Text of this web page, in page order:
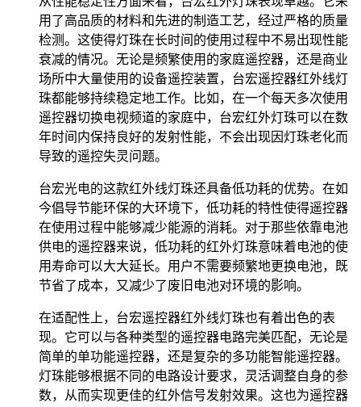
用了高品质的材料和先进的制造工艺，经过严格的质量
检测。这使得灯珠在长时间的使用过程中不易出现性能
衰减的情况。无论是频繁使用的家庭遥控器，还是商业
场所中大量使用的设备遥控装置，台宏遥控器红外线灯
珠都能够持续稳定地工作。比如，在一个每天多次使用
遥控器切换电视频道的家庭中，台宏红外灯珠可以在数
年时间内保持良好的发射性能，不会出现因灯珠老化而
导致的遥控失灵问题。
台宏光电的这款红外线灯珠还具备低功耗的优势。在如
今倡导节能环保的大环境下，低功耗的特性使得遥控器
在使用过程中能够减少能源的消耗。对于那些依靠电池
供电的遥控器来说，低功耗的红外灯珠意味着电池的使
用寿命可以大大延长。用户不需要频繁地更换电池，既
节省了成本，又减少了废旧电池对环境的影响。
在适配性上，台宏遥控器红外线灯珠也有着出色的表
现。它可以与各种类型的遥控器电路完美匹配，无论是
简单的单功能遥控器，还是复杂的多功能智能遥控器。
灯珠能够根据不同的电路设计要求，灵活调整自身的参
数，从而实现更佳的红外信号发射效果。这也为遥控器